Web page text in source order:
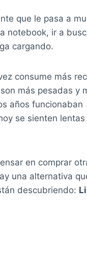
que le pasa a
notebook, ir a
cargando.
consume más
más pesadas y
años funcionaban
se sienten lentas
en comprar
una alternativa
descubriendo: